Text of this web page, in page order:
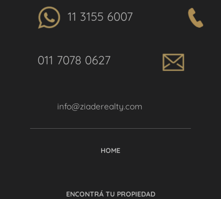
11 3155 6007
011 7078 0627
info@ziaderealty.com
HOME
ENCONTRÁ TU PROPIEDAD